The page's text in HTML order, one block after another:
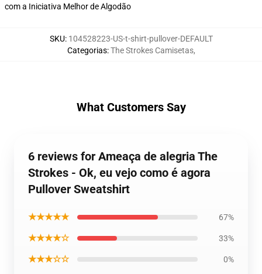
com a Iniciativa Melhor de Algodão
SKU: 104528223-US-t-shirt-pullover-DEFAULT
Categorias:The Strokes Camisetas,
What Customers Say
6 reviews for Ameaça de alegria The
Strokes - Ok, eu vejo como é agora
Pullover Sweatshirt
★★★★★ 67%
★★★★☆ 33%
★★★☆☆ 0%